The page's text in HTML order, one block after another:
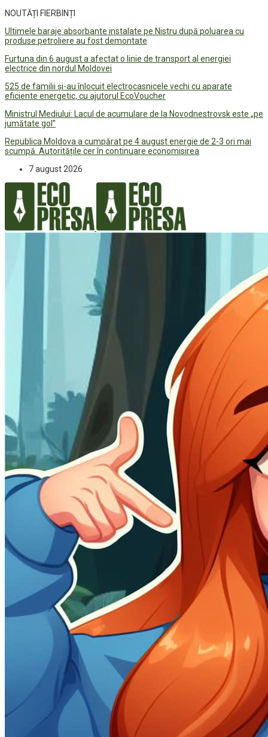
NOUTĂȚI FIERBINȚI
Ultimele baraje absorbante instalate pe Nistru după poluarea cu
produse petroliere au fost demontate
Furtuna din 6 august a afectat o linie de transport al energiei
electrice din nordul Moldovei
525 de familii și-au înlocuit electrocasnicele vechi cu aparate
eficiente energetic, cu ajutorul EcoVoucher
Ministrul Mediului: Lacul de acumulare de la Novodnestrovsk este „pe
jumătate gol”
Republica Moldova a cumpărat pe 4 august energie de 2-3 ori mai
scumpă. Autoritățile cer în continuare economisirea
7 august 2026